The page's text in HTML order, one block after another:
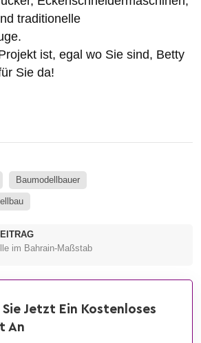
traditionelle
ist, egal wo Sie sind, Betty
Sie da!
Baumodellbauer
im Bahrain-Maßstab
Sie Jetzt Ein Kostenloses
An